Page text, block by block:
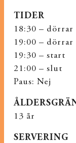
TIDER
18:30 –
19:00 –
19:30 – start
21:00 – slut
Paus: Nej
13 år
SERVERING